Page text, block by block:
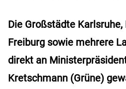
Die Großstädte
Freiburg sowie mehrere
direkt an
Kretschmann (Grüne)